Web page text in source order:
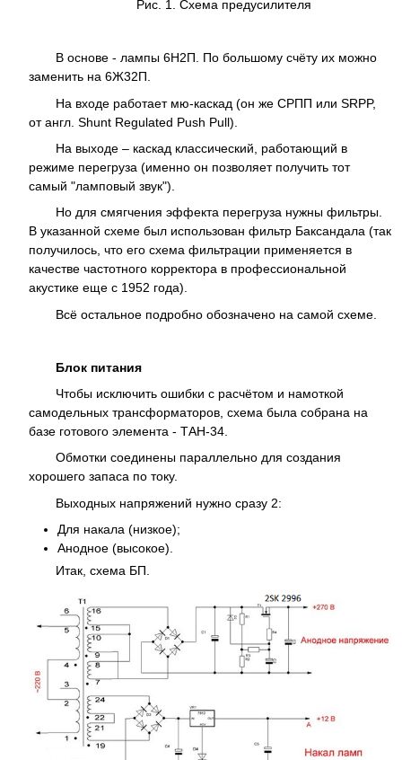
Рис. 1. Схема предусилителя
В основе - лампы 6Н2П. По большому счёту их можно
заменить на 6Ж32П.
На входе работает мю-каскад (он же СРПП или SRPP,
от англ. Shunt Regulated Push Pull).
На выходе – каскад классический, работающий в
режиме перегруза (именно он позволяет получить тот
самый "ламповый звук").
Но для смягчения эффекта перегруза нужны фильтры.
В указанной схеме был использован фильтр Баксандала (так
получилось, что его схема фильтрации применяется в
качестве частотного корректора в профессиональной
акустике еще с 1952 года).
Всё остальное подробно обозначено на самой схеме.
Блок питания
Чтобы исключить ошибки с расчётом и намоткой
самодельных трансформаторов, схема была собрана на
базе готового элемента - ТАН-34.
Обмотки соединены параллельно для создания
хорошего запаса по току.
Выходных напряжений нужно сразу 2:
Для накала (низкое);
Анодное (высокое).
Итак, схема БП.